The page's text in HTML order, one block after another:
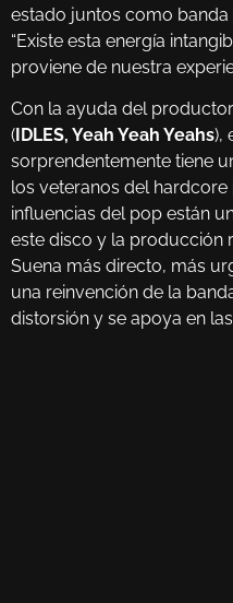
estado juntos como
“Existe esta energía
proviene de nuestra
Con la ayuda del productor
( IDLES, Yeah Yeah Yeahs),
sorprendentemente tiene
los veteranos del hardcore
influencias del pop están
este disco y la producción
Suena más directo, más
una reinvención de la
distorsión y se apoya en